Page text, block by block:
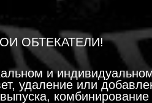
ОБТЕКАТЕЛИ!
и
удаление или